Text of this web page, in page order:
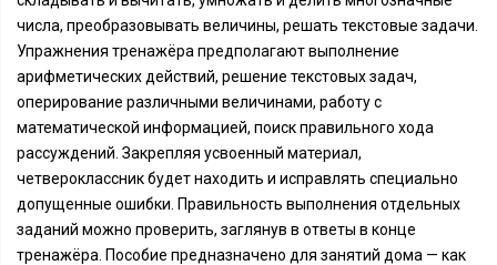
числа, преобразовывать величины, решать текстовые задачи.
Упражнения тренажёра предполагают выполнение
арифметических действий, решение текстовых задач,
оперирование различными величинами, работу с
математической информацией, поиск правильного хода
рассуждений. Закрепляя усвоенный материал,
четвероклассник будет находить и исправлять специально
допущенные ошибки. Правильность выполнения отдельных
заданий можно проверить, заглянув в ответы в конце
тренажёра. Пособие предназначено для занятий дома — как